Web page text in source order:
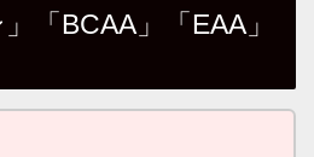
「BCAA」「EAA」